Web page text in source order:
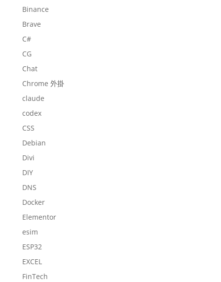
Binance
Brave
C#
CG
Chat
Chrome 外掛
claude
codex
CSS
Debian
Divi
DIY
DNS
Docker
Elementor
esim
ESP32
EXCEL
FinTech